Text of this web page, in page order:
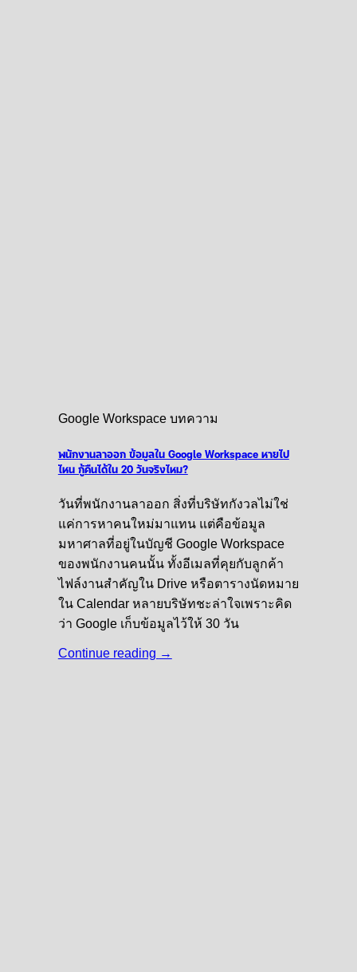
Google Workspace บทความ
พนักงานลาออก ข้อมูลใน Google Workspace หายไป
ไหน กู้คืนได้ใน 20 วันจริงไหม?
วันที่พนักงานลาออก สิ่งที่บริษัทกังวลไม่ใช่
แค่การหาคนใหม่มาแทน แต่คือข้อมูล
มหาศาลที่อยู่ในบัญชี Google Workspace
ของพนักงานคนนั้น ทั้งอีเมลที่คุยกับลูกค้า
ไฟล์งานสำคัญใน Drive หรือตารางนัดหมาย
ใน Calendar หลายบริษัทชะล่าใจเพราะคิด
ว่า Google เก็บข้อมูลไว้ให้ 30 วัน
Continue reading →